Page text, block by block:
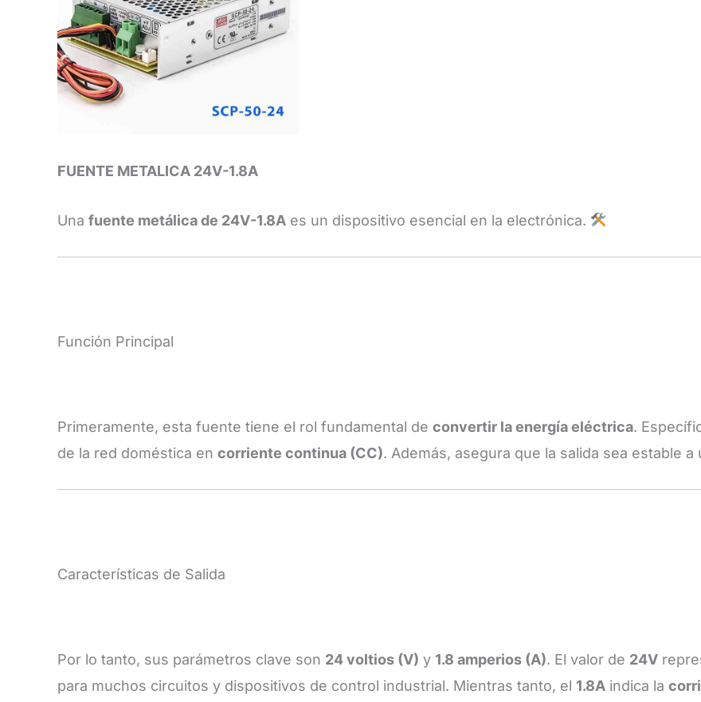
FUENTE METALICA 24V-1.8A
Una fuente metálica de 24V-1.8A es un dispositivo esencial en la electrónica.
Función Principal
Primeramente, esta fuente tiene el rol fundamental de convertir la energía eléctrica.
de la red doméstica en corriente continua (CC). Además, asegura que la salida sea estable
Características de Salida
Por lo tanto, sus parámetros clave son 24 voltios (V) y 1.8 amperios (A). El valor de 24V
para muchos circuitos y dispositivos de control industrial. Mientras tanto, el 1.8A indica la